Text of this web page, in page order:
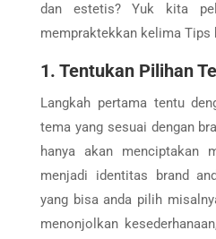
dan estetis? Yuk kita
mempraktekkan kelima Tips
1. Tentukan Pilihan
Langkah pertama tentu
tema yang sesuai dengan
hanya akan menciptakan
menjadi identitas brand
yang bisa anda pilih
menonjolkan